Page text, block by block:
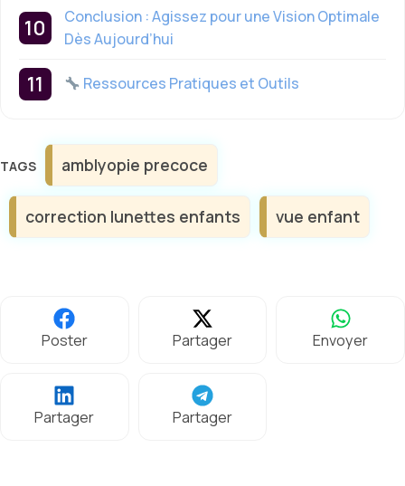
Conclusion : Agissez pour une Vision Optimale
Dès Aujourd’hui
Ressources Pratiques et Outils
Étiquettes
amblyopie precoce
correction lunettes enfants vue enfant
Poster Partager Envoyer
Partager Partager